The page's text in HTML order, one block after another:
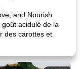
and Nourish
acidulé de la
des carottes et